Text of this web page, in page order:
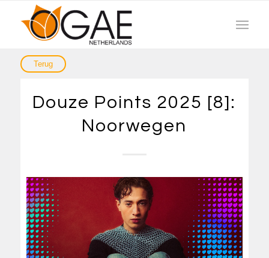
Douze Points 2025 [8]:
Noorwegen